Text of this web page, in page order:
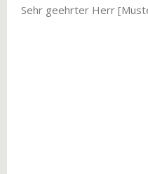
Sehr geehrter Herr